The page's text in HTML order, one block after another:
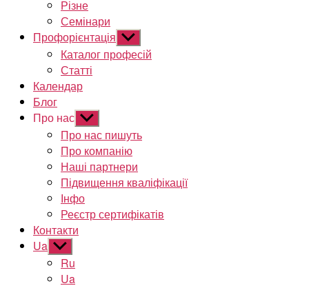
Різне
Семінари
Профорієнтація Показати
підменю
Каталог професій
Статті
Календар
Блог
Про нас Показати
підменю
Про нас пишуть
Про компанію
Наші партнери
Підвищення кваліфікації
Інфо
Реєстр сертифікатів
Контакти
Ua Показати
підменю
Ru
Ua